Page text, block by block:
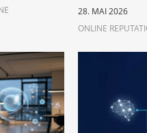
28. MAI 2026
ONLINE